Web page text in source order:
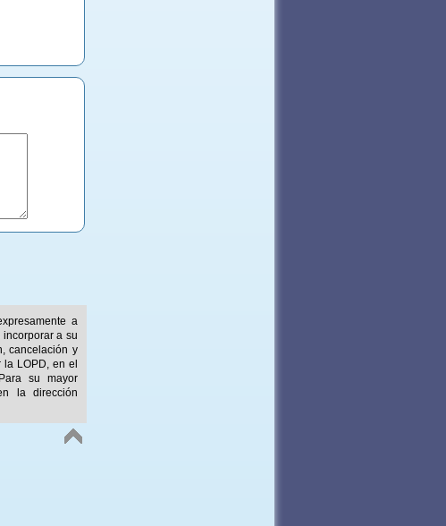
a
incorporar a su
cancelación y
LOPD, en el
su mayor
la dirección